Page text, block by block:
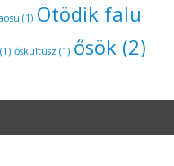
(1) Ötödik falu
őskultusz (1) ősök(2)